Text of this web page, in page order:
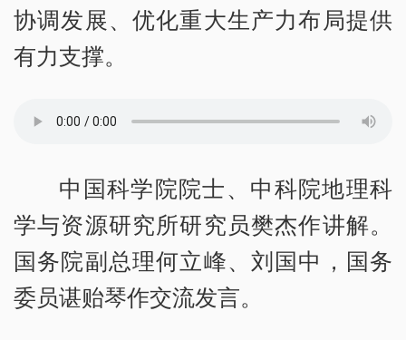
协调发展、优化重大生产力布局提供
有力支撑。
中国科学院院士、中科院地理科
学与资源研究所研究员樊杰作讲解。
国务院副总理何立峰、刘国中，国务
委员谌贻琴作交流发言。